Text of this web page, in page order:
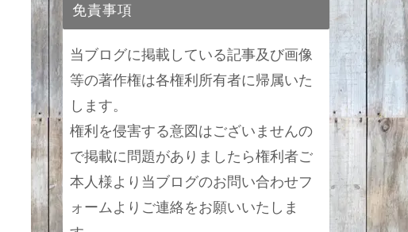
免責事項
当ブログに掲載している記事及び画像
等の著作権は各権利所有者に帰属いた
します。
権利を侵害する意図はございませんの
で掲載に問題がありましたら権利者ご
本人様より当ブログのお問い合わせフ
ォームよりご連絡をお願いいたしま